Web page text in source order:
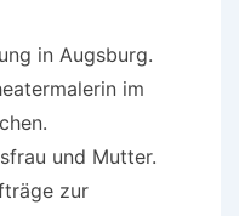
in Augsburg.
im
und Mutter.
zur